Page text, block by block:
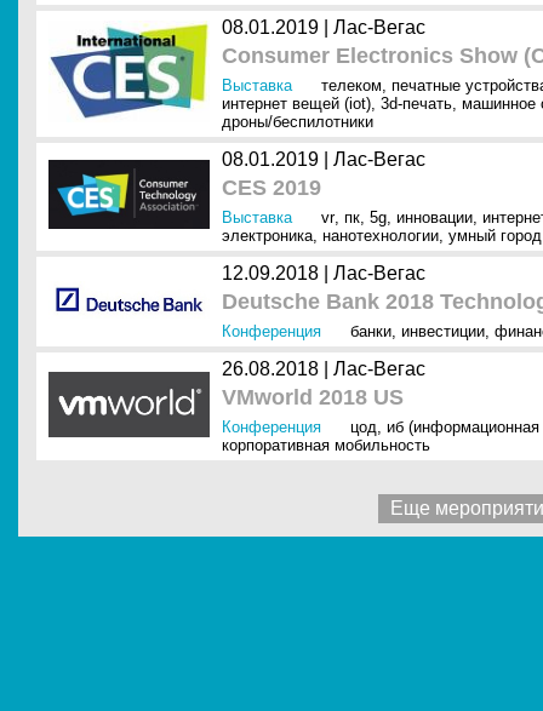
08.01.2019 | Лас-Вегас
Consumer Electronics Show
Выставка телеком, печатные
интернет вещей (iot), 3d-печать, машинное
дроны/беспилотники
08.01.2019 | Лас-Вегас
CES 2019
Выставка vr, пк, 5g, инновации,
электроника, нанотехнологии, умный город
12.09.2018 | Лас-Вегас
Deutsche Bank 2018
Конференция банки, инвестиции,
26.08.2018 | Лас-Вегас
VMworld 2018 US
Конференция цод, иб (информационная
корпоративная мобильность
Еще